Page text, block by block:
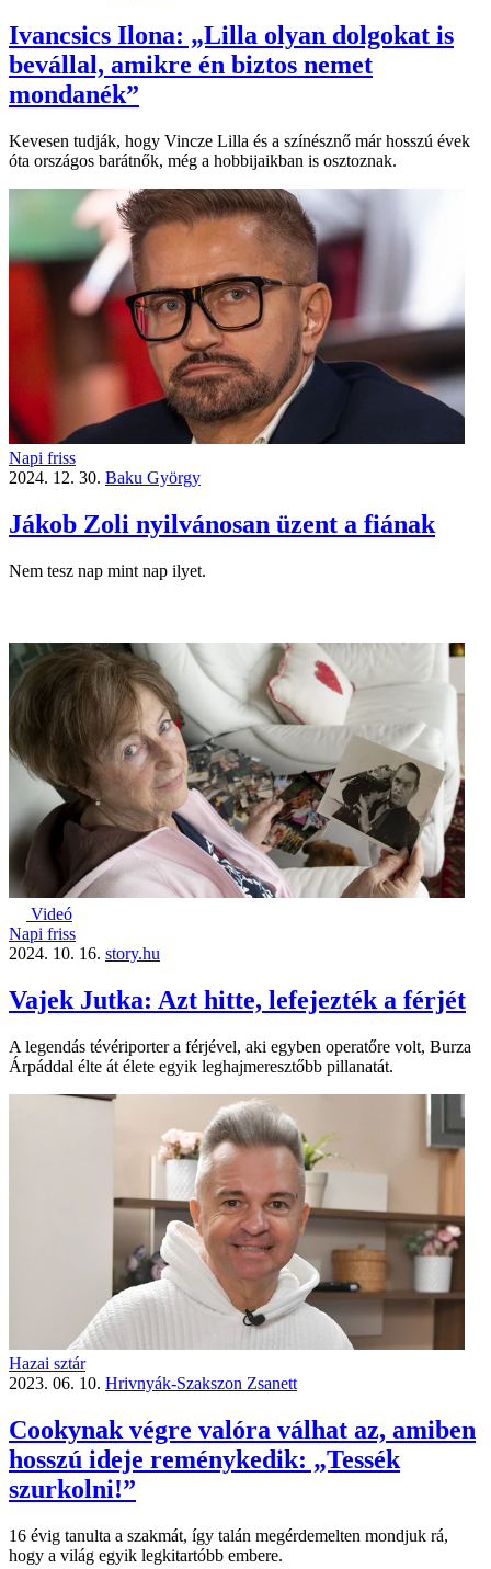
Ivancsics Ilona: „Lilla olyan dolgokat is
bevállal, amikre én biztos nemet
mondanék”
Kevesen tudják, hogy Vincze Lilla és a színésznő már hosszú évek
óta országos barátnők, még a hobbijaikban is osztoznak.
Napi friss
2024. 12. 30. Baku György
Jákob Zoli nyilvánosan üzent a fiának
Nem tesz nap mint nap ilyet.
Videó
Napi friss
2024. 10. 16. story.hu
Vajek Jutka: Azt hitte, lefejezték a férjét
A legendás tévériporter a férjével, aki egyben operatőre volt, Burza
Árpáddal élte át élete egyik leghajmeresztőbb pillanatát.
Hazai sztár
2023. 06. 10. Hrivnyák-Szakszon Zsanett
Cookynak végre valóra válhat az, amiben
hosszú ideje reménykedik: „Tessék
szurkolni!”
16 évig tanulta a szakmát, így talán megérdemelten mondjuk rá,
hogy a világ egyik legkitartóbb embere.